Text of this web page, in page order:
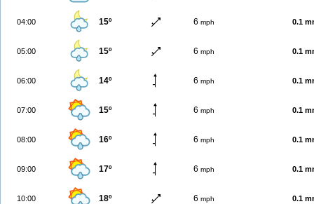
04:00 15º 6 mph 0.1
05:00 15º 6 mph 0.1
06:00 14º 6 mph 0.1
07:00 15º 6 mph 0.1
08:00 16º 6 mph 0.1
09:00 17º 6 mph 0.1
10:00 18º 6 mph 0.1